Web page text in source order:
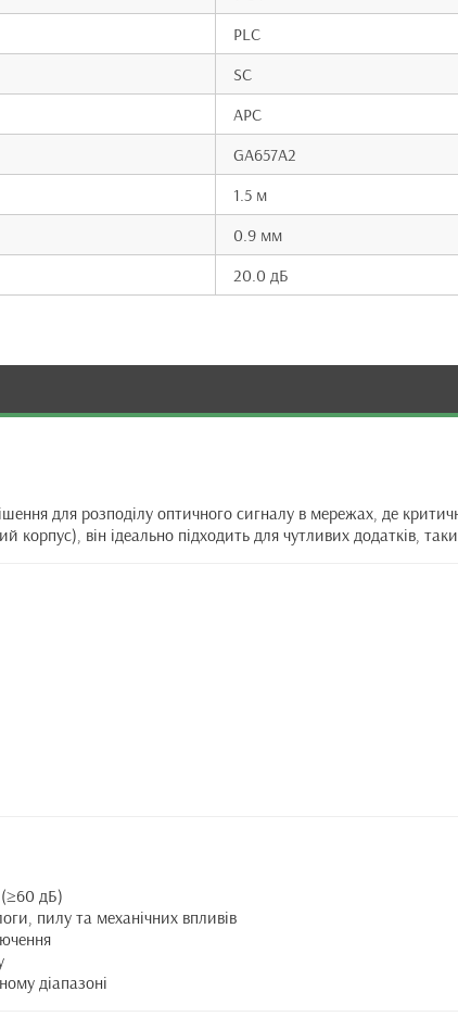
PLC
SC
APC
GA657A2
1.5 м
0.9 мм
20.0 дБ
для розподілу оптичного сигналу в мережах, де
він ідеально підходить для чутливих додатків,
(≥60 дБ)
пилу та механічних впливів
діапазоні